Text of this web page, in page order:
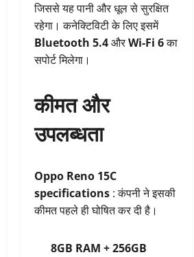
जिससे यह पानी और धूल से सुरक्षित
रहेगा। कनेक्टिविटी के लिए इसमें
Bluetooth 5.4औरWi-Fi 6का
सपोर्ट मिलेगा।
कीमत और
उपलब्धता
Oppo Reno 15C
specifications : कंपनी ने इसकी
कीमत पहले ही घोषित कर दी है।
8GB RAM + 256GB